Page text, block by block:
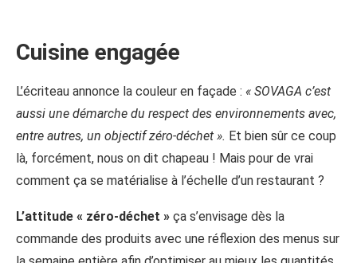
Cuisine engagée
L’écriteau annonce la couleur en façade : « SOVAGA c’est
aussi une démarche du respect des environnements avec,
entre autres, un objectif zéro-déchet ». Et bien sûr ce coup
là, forcément, nous on dit chapeau ! Mais pour de vrai
comment ça se matérialise à l’échelle d’un restaurant ?
L’attitude « zéro-déchet » ça s’envisage dès la
commande des produits avec une réflexion des menus sur